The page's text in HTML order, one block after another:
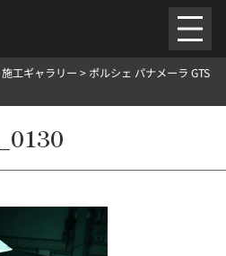
紹介所在地
ホイールコーティング施工料金
ルームクリーニング＆コーティング施工料金
施工料金
施工ギャラリー > ポルシェ パナメーラ GTS